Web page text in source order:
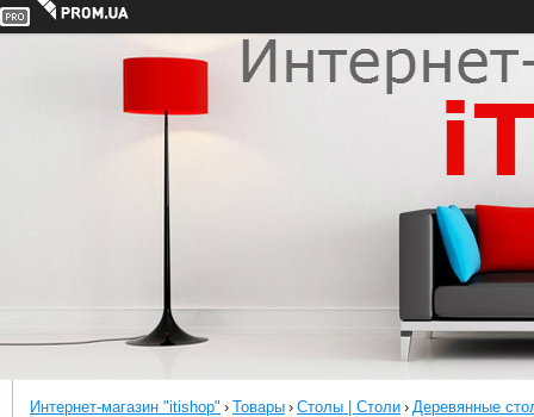
Интернет-магазин "itishop" › Товары › Столы | Столи › Деревянные